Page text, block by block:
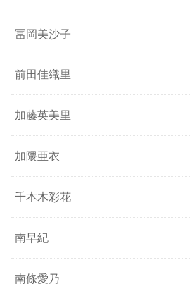
冨岡美沙子
前田佳織里
加藤英美里
加隈亜衣
千本木彩花
南早紀
南條愛乃